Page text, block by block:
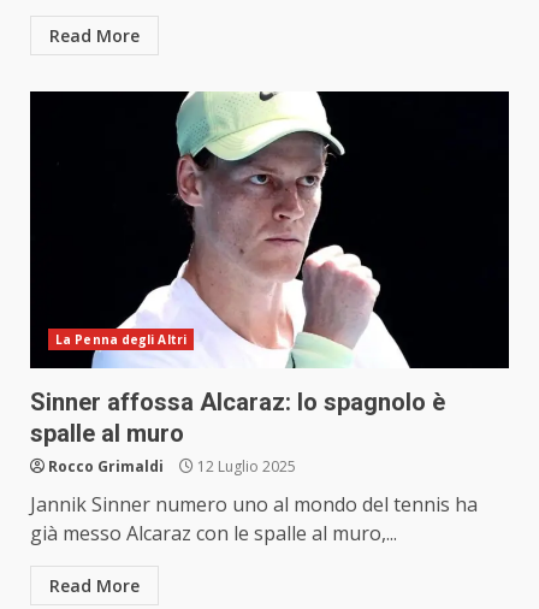
Read More
La Penna degli Altri
Sinner affossa Alcaraz: lo spagnolo è
spalle al muro
Rocco Grimaldi 12 Luglio 2025
Jannik Sinner numero uno al mondo del tennis ha
già messo Alcaraz con le spalle al muro,...
Read More